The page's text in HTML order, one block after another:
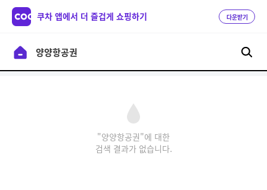
쿠차 앱에서 더 즐겁게 쇼핑하기 다운받기
"양양항공권"에 대한
검색 결과가 없습니다.